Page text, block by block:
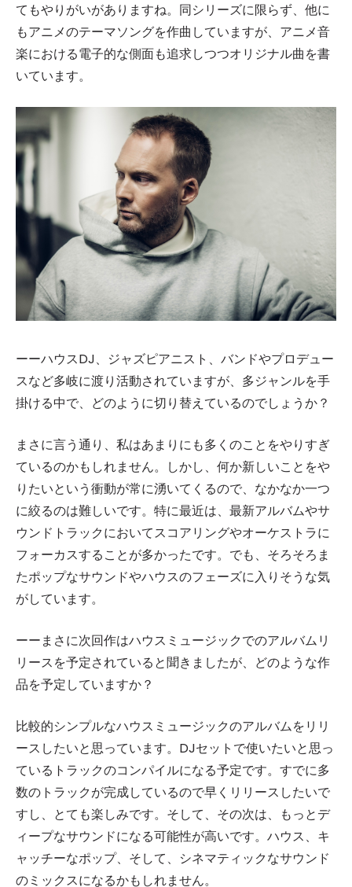
てもやりがいがありますね。同シリーズに限らず、他に
もアニメのテーマソングを作曲していますが、アニメ音
楽における電子的な側面も追求しつつオリジナル曲を書
いています。
ーーハウスDJ、ジャズピアニスト、バンドやプロデュー
スなど多岐に渡り活動されていますが、多ジャンルを手
掛ける中で、どのように切り替えているのでしょうか？
まさに言う通り、私はあまりにも多くのことをやりすぎ
ているのかもしれません。しかし、何か新しいことをや
りたいという衝動が常に湧いてくるので、なかなか一つ
に絞るのは難しいです。特に最近は、最新アルバムやサ
ウンドトラックにおいてスコアリングやオーケストラに
フォーカスすることが多かったです。でも、そろそろま
たポップなサウンドやハウスのフェーズに入りそうな気
がしています。
ーーまさに次回作はハウスミュージックでのアルバムリ
リースを予定されていると聞きましたが、どのような作
品を予定していますか？
比較的シンプルなハウスミュージックのアルバムをリリ
ースしたいと思っています。DJセットで使いたいと思っ
ているトラックのコンパイルになる予定です。すでに多
数のトラックが完成しているので早くリリースしたいで
すし、とても楽しみです。そして、その次は、もっとデ
ィープなサウンドになる可能性が高いです。ハウス、キ
ャッチーなポップ、そして、シネマティックなサウンド
のミックスになるかもしれません。